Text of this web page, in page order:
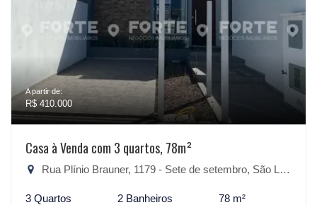
A partir de:
R$ 410.000
Casa à Venda com 3 quartos, 78m²
Rua Plínio Brauner, 1179 - Sete de setembro, São Lourenço do Sul-RS
3 Quartos 2 Banheiros 78 m²